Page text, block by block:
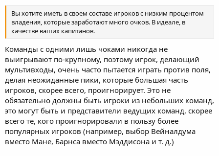
Вы хотите иметь в своем составе игроков с низким процентом
владения, которые заработают много очков. В идеале, в
качестве ваших капитанов.
Команды с одними лишь чоками никогда не
выигрывают по-крупному, поэтому игрок, делающий
мультивходы, очень часто пытается играть против поля,
делая неожиданные пики, которые большая часть
игроков, скорее всего, проигнорирует. Это не
обязательно должны быть игроки из небольших команд,
это могут быть и представители ведущих команд, скорее
всего те, кого проигнорировали в пользу более
популярных игроков (например, выбор Вейналдума
вместо Мане, Барнса вместо Мэддисона и т. д.)